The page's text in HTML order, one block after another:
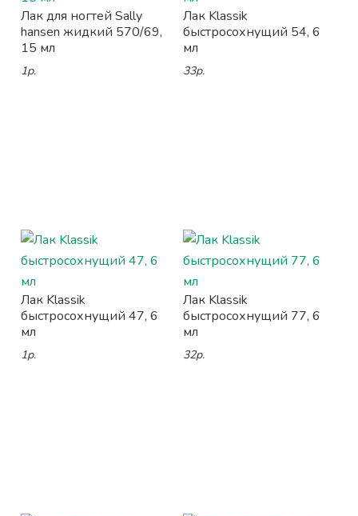
Лак для ногтей Sally
hansen жидкий 570/69,
15 мл
1р.
Лак Klassik
быстросохнущий 54, 6
мл
33р.
Лак Klassik
быстросохнущий 47, 6
мл
1р.
Лак Klassik
быстросохнущий 77, 6
мл
32р.